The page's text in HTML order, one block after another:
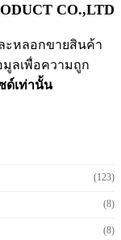
CO.,LTD
ะหลอกขายสินค้า
ลเพื่อความถูก
ด์เท่านั้น
(123)
(8)
(8)